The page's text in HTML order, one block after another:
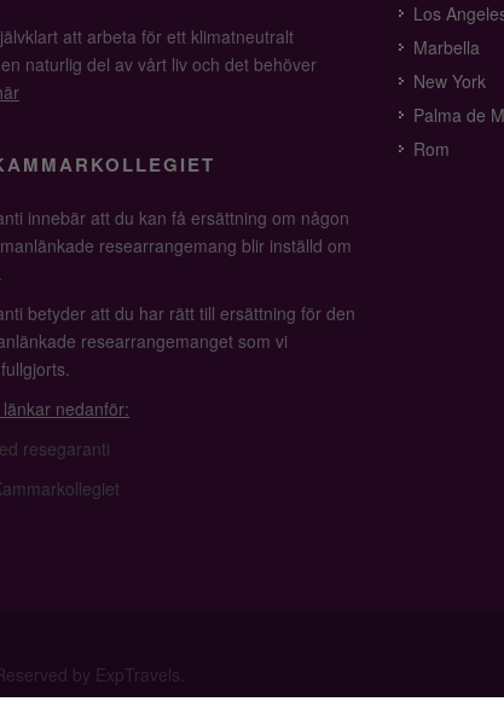
att arbeta för ett klimatneutralt
naturlig del av vårt liv och det behöver
innebär att du kan få ersättning om någon
researrangemang blir inställd om
betyder att du har rätt till ersättning för den
researrangemanget som vi
nedanför:
resegaranti
Los
Marbella
New York
Palma de
Rom
by ExpTravels.